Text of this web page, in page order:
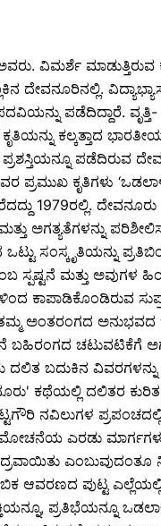
ವಿಮರ್ಶೆ ಮಾಡುತ್ತಿರುವ
ದೇವನೂರಿನಲ್ಲಿ.
ಪಡೆದಿದ್ದಾರೆ.
ಕೃತಿಯನ್ನು ಕಲ್ಕತ್ತಾದ
ಪ್ರಶಸ್ತಿಯನ್ನೂ ಪಡೆದಿರುವ
ಪ್ರಮುಖ ಕೃತಿಗಳು
1979ರಲ್ಲಿ.
ಅಗತ್ಯತೆಗಳನ್ನು
ಸಂಸ್ಕೃತಿಯನ್ನು
ಸ್ಪಷ್ಟನೆ ಮತ್ತು
ಅಂತರಂಗದ
ಚಟುವಟಿಕೆಗೆ
ದಲಿತ ಬದುಕಿನ
ಕಥೆಯಲ್ಲಿ ದಲಿತರ
ನವಿಲುಗಳ
ವಿಮೋಚನೆಯ ಎರಡು
ಆವರಣದ ಪುಟ್ಟ
ಪ್ರತಿಭೆಯನ್ನೂ